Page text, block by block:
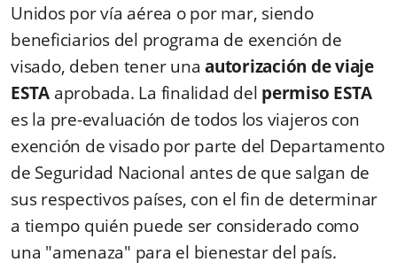
Unidos por vía aérea o por mar, siendo
beneficiarios del programa de exención de
visado, deben tener una autorización de viaje
ESTA aprobada. La finalidad del permiso ESTA
es la pre-evaluación de todos los viajeros con
exención de visado por parte del Departamento
de Seguridad Nacional antes de que salgan de
sus respectivos países, con el fin de determinar
a tiempo quién puede ser considerado como
una "amenaza" para el bienestar del país.